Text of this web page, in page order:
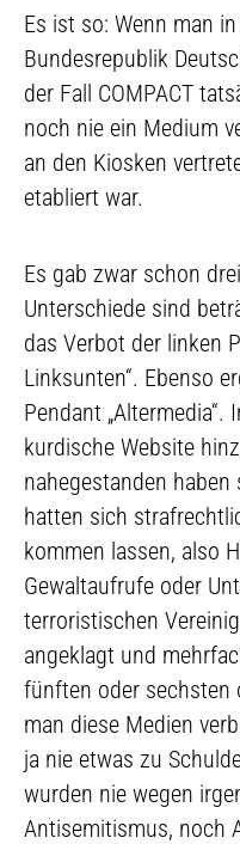
Es ist so: Wenn man
Bundesrepublik
der Fall COMPACT
noch nie ein Medium
an den Kiosken
etabliert war.
Es gab zwar schon
Unterschiede sind
das Verbot der linken
Linksunten“. Ebenso
Pendant
kurdische Website
nahegestanden haben
hatten sich
kommen lassen, also
Gewaltaufrufe oder
terroristischen
angeklagt und
fünften oder sechsten
man diese Medien
ja nie etwas zu
wurden nie wegen
Antisemitismus, noch